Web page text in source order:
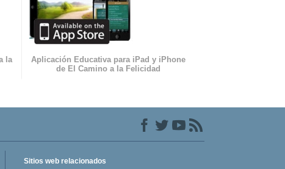
la
Aplicación Educativa para iPad y iPhone
de El Camino a la Felicidad
Sitios web relacionados